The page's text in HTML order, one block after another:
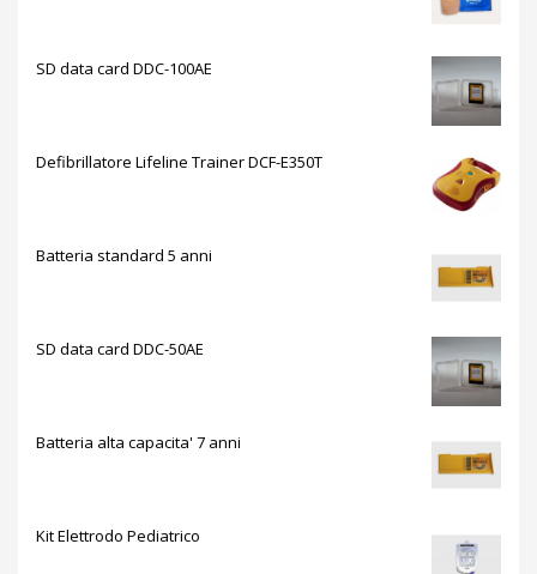
SD data card DDC-100AE
Defibrillatore Lifeline Trainer DCF-E350T
Batteria standard 5 anni
SD data card DDC-50AE
Batteria alta capacita' 7 anni
Kit Elettrodo Pediatrico